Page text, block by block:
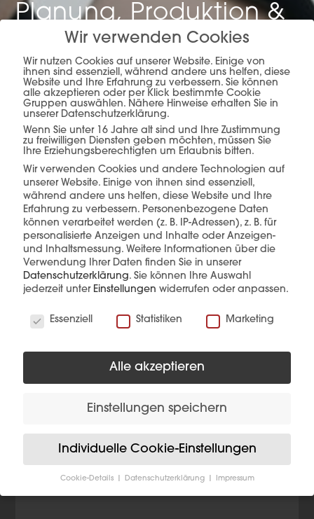
Planung, Produktion &
Verkauf –alles aus
einer Hand.
mehr erfahren
Diese Produkte könnten Sie auch
interessieren
Wir verwenden Cookies
Wir nutzen Cookies auf unserer Website. Einige von
ihnen sind essenziell, während andere uns helfen, diese
Website und Ihre Erfahrung zu verbessern. Sie können
alle akzeptieren oder per Klick bestimmte Cookie
Gruppen auswählen. Nähere Hinweise erhalten Sie in
unserer Datenschutzerklärung.
Wenn Sie unter 16 Jahre alt sind und Ihre Zustimmung
zu freiwilligen Diensten geben möchten, müssen Sie
Ihre Erziehungsberechtigten um Erlaubnis bitten.
Wir verwenden Cookies und andere Technologien auf
unserer Website. Einige von ihnen sind essenziell,
während andere uns helfen, diese Website und Ihre
Erfahrung zu verbessern. Personenbezogene Daten
können verarbeitet werden (z. B. IP-Adressen), z. B. für
personalisierte Anzeigen und Inhalte oder Anzeigen-
und Inhaltsmessung. Weitere Informationen über die
Verwendung Ihrer Daten finden Sie in unserer
Datenschutzerklärung. Sie können Ihre Auswahl
jederzeit unter Einstellungen widerrufen oder anpassen.
Essenziell
Statistiken Marketing
Alle akzeptieren
Einstellungen speichern
Individuelle Cookie-Einstellungen
Cookie-Details Datenschutzerklärung Impressum
Datenschutzeinstellungen